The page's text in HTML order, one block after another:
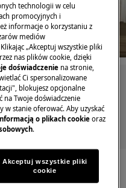
pomocy
technologii w celu
promocyjnych i
informacje o korzystaniu z
mediów
„Akceptuj wszystkie pliki
nas plików cookie, dzięki
doświadczenie na stronie,
Ci spersonalizowane
blokujesz opcjonalne
na Twoje doświadczenie
w stanie oferować. Aby uzyskać
o plikach cookie oraz
.
Akceptuj wszystkie pliki
cookie